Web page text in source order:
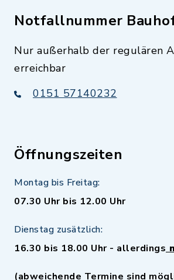
Notfallnummer
Nur außerhalb der regulären
erreichbar
0151 57140232
Öffnungszeiten
Montag bis Freitag:
07.30 Uhr bis 12.00 Uhr
Dienstag zusätzlich:
16.30 bis 18.00 Uhr - allerdings
(abweichende Termine sind